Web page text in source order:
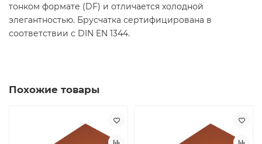
тонком формате (DF) и отличается холодной
элегантностью. Брусчатка сертифицирована в
соответствии с DIN EN 1344.
Похожие товары